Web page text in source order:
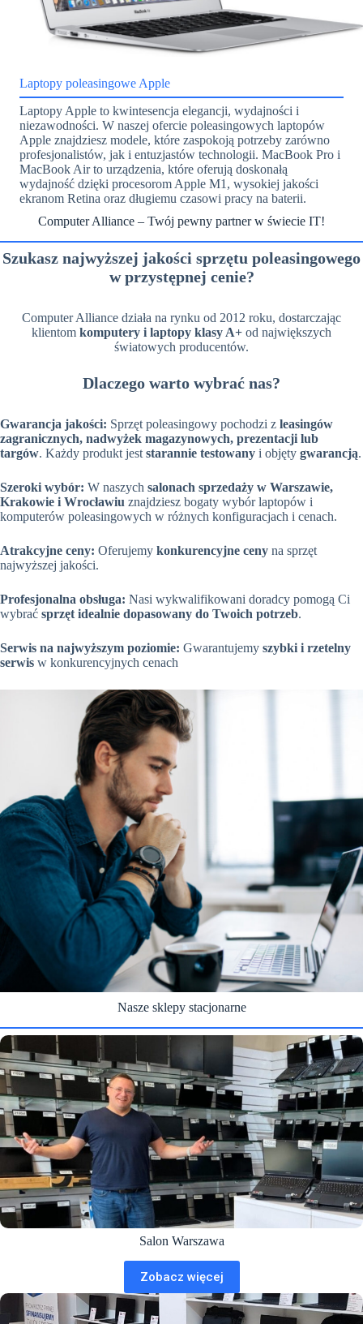
Laptopy poleasingowe Apple
Laptopy Apple to kwintesencja elegancji, wydajności i
niezawodności. W naszej ofercie poleasingowych laptopów
Apple znajdziesz modele, które zaspokoją potrzeby zarówno
profesjonalistów, jak i entuzjastów technologii. MacBook Pro i
MacBook Air to urządzenia, które oferują doskonałą
wydajność dzięki procesorom Apple M1, wysokiej jakości
ekranom Retina oraz długiemu czasowi pracy na baterii.
Computer Alliance – Twój pewny partner w świecie IT!
Szukasz najwyższej jakości sprzętu poleasingowego
w przystępnej cenie?
Computer Alliance działa na rynku od 2012 roku, dostarczając
klientom komputery i laptopy klasy A+ od największych
światowych producentów.
Dlaczego warto wybrać nas?
Gwarancja jakości: Sprzęt poleasingowy pochodzi z leasingów
zagranicznych, nadwyżek magazynowych, prezentacji lub
targów. Każdy produkt jest starannie testowany i objęty gwarancją.
Szeroki wybór: W naszych salonach sprzedaży w Warszawie,
Krakowie i Wrocławiu znajdziesz bogaty wybór laptopów i
komputerów poleasingowych w różnych konfiguracjach i cenach.
Atrakcyjne ceny: Oferujemy konkurencyjne ceny na sprzęt
najwyższej jakości.
Profesjonalna obsługa: Nasi wykwalifikowani doradcy pomogą Ci
wybrać sprzęt idealnie dopasowany do Twoich potrzeb.
Serwis na najwyższym poziomie: Gwarantujemy szybki i rzetelny
serwis w konkurencyjnych cenach
Nasze sklepy stacjonarne
Salon Warszawa
Zobacz więcej